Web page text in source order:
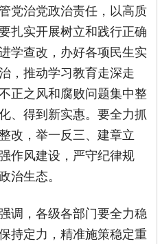
党治党政治责任，以高质
扎实开展树立和践行正确
学查改，办好各项民生实
，推动学习教育走深走
正之风和腐败问题集中整
、得到新实惠。要全力抓
改，举一反三、建章立
作风建设，严守纪律规
治生态。
调，各级各部门要全力稳
持定力，精准施策稳定重